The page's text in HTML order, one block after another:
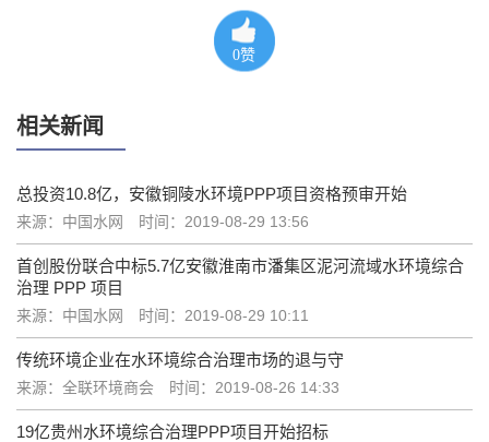
0赞
相关新闻
总投资10.8亿，安徽铜陵水环境PPP项目资格预审开始
来源：中国水网 时间：2019-08-29 13:56
首创股份联合中标5.7亿安徽淮南市潘集区泥河流域水环境综合
治理 PPP 项目
来源：中国水网 时间：2019-08-29 10:11
传统环境企业在水环境综合治理市场的退与守
来源：全联环境商会 时间：2019-08-26 14:33
19亿贵州水环境综合治理PPP项目开始招标